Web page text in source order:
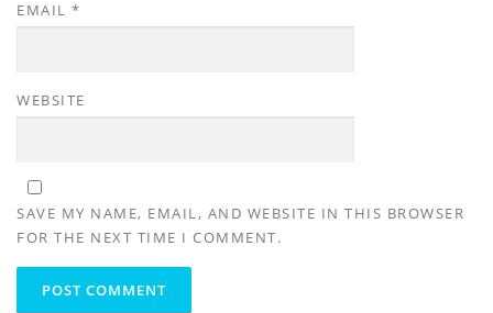
EMAIL *
WEBSITE
SAVE MY NAME, EMAIL, AND WEBSITE IN THIS BROWSER
FOR THE NEXT TIME I COMMENT.